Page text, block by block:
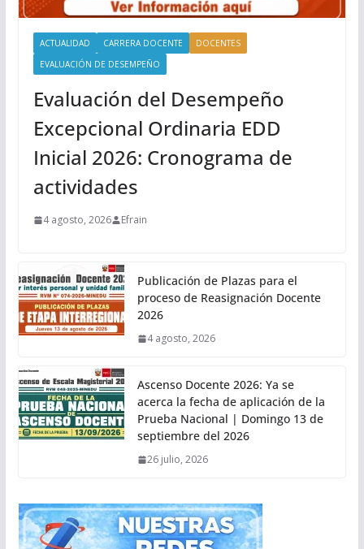
ACTUALIDAD CARRERA DOCENTE
DOCENTES
EVALUACIÓN DE DESEMPEÑO
Evaluación del Desempeño
Excepcional Ordinaria EDD
Inicial 2026: Cronograma de
actividades
4 agosto, 2026 Efrain
Publicación de Plazas para el
proceso de Reasignación Docente
2026
4 agosto, 2026
Ascenso Docente 2026: Ya se
acerca la fecha de aplicación de la
Prueba Nacional | Domingo 13 de
septiembre del 2026
26 julio, 2026